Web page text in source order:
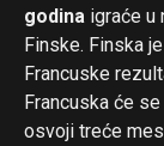
godina igraće u
Finske. Finska
Francuske
Francuska će
osvoji treće